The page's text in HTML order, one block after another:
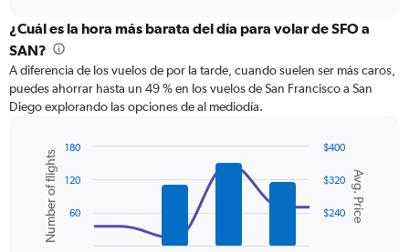
categories.
Range:
12
categories.
The
chart
axis
displaying
values.
Range:
¿Cuál es la hora más barata del día para volar de SFO a
SAN?
A diferencia de los vuelos de por la tarde, cuando suelen ser más caros,
puedes ahorrar hasta un 49 % en los vuelos de San Francisco a San
Diego explorando las opciones de al mediodía.
Combination
chart
with
data
series.
Chart
graphic.
Avg. Price
Number of flights $240
$320
$400
60
120
180